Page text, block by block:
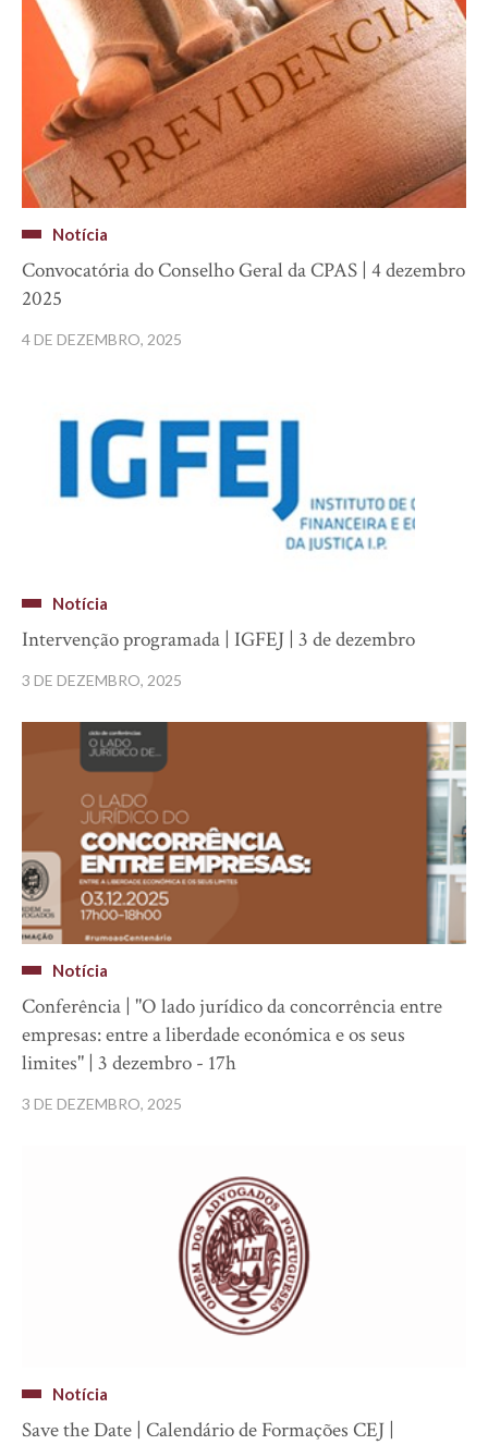
Notícia
Convocatória do Conselho Geral da CPAS | 4 dezembro
2025
4 DE DEZEMBRO, 2025
Notícia
Intervenção programada | IGFEJ | 3 de dezembro
3 DE DEZEMBRO, 2025
Notícia
Conferência | "O lado jurídico da concorrência entre
empresas: entre a liberdade económica e os seus
limites" | 3 dezembro - 17h
3 DE DEZEMBRO, 2025
Notícia
Save the Date | Calendário de Formações CEJ |